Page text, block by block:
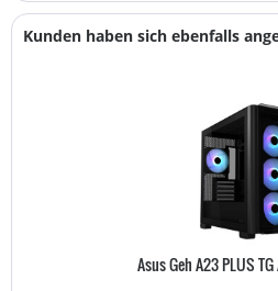
Kunden haben sich ebenfalls
Asus Geh A23 PLUS